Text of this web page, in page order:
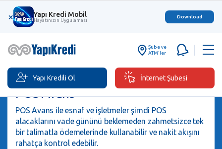
× Yapı Kredi Mobil
Hayatınızın Uygulaması
Download
Şube ve
ATM'ler
Yapı Kredili Ol İnternet Şubesi
POS Avans
POS Avans ile esnaf ve işletmeler şimdi POS
alacaklarını vade gününü beklemeden zahmetsizce tek
bir talimatla ödemelerinde kullanabilir ve nakit akışını
rahatça kontrol edebilir.